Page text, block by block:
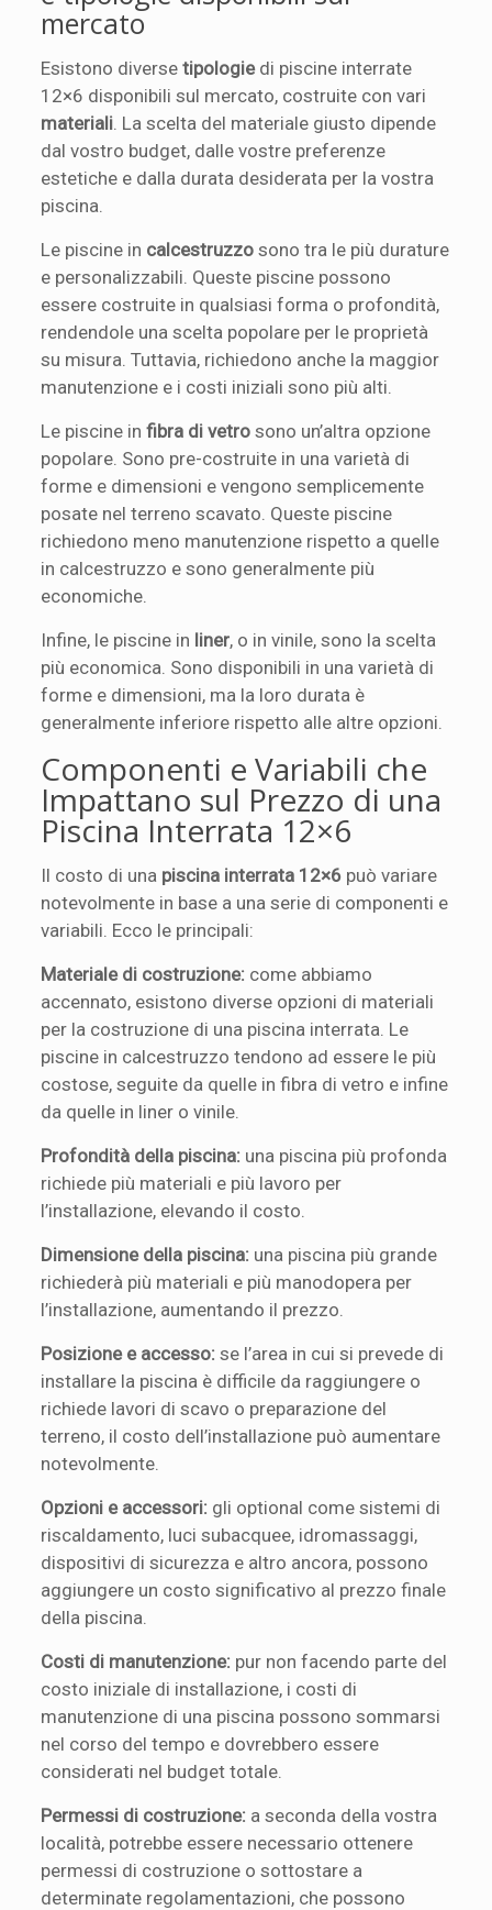
mercato
Esistono diversetipologiedi piscine interrate
12×6 disponibili sul mercato, costruite con vari
materiali . La scelta del materiale giusto dipende
dal vostro budget, dalle vostre preferenze
estetiche e dalla durata desiderata per la vostra
piscina.
Le piscine in calcestruzzo sono tra le più durature
e personalizzabili. Queste piscine possono
essere costruite in qualsiasi forma o profondità,
rendendole una scelta popolare per le proprietà
su misura. Tuttavia, richiedono anche la maggior
manutenzione e i costi iniziali sono più alti.
Le piscine infibra di vetro sono un’altra opzione
popolare. Sono pre-costruite in una varietà di
forme e dimensioni e vengono semplicemente
posate nel terreno scavato. Queste piscine
richiedono meno manutenzione rispetto a quelle
in calcestruzzo e sono generalmente più
economiche.
Infine, le piscine in liner, o in vinile, sono la scelta
più economica. Sono disponibili in una varietà di
forme e dimensioni, ma la loro durata è
generalmente inferiore rispetto alle altre opzioni.
Componenti e Variabili che
Impattano sul Prezzo di una
Piscina Interrata 12×6
Il costo di una piscina interrata 12×6 può variare
notevolmente in base a una serie di componenti e
variabili. Ecco le principali:
Materiale di costruzione: come abbiamo
accennato, esistono diverse opzioni di materiali
per la costruzione di una piscina interrata. Le
piscine in calcestruzzo tendono ad essere le più
costose, seguite da quelle in fibra di vetro e infine
da quelle in liner o vinile.
Profondità della piscina: una piscina più profonda
richiede più materiali e più lavoro per
l’installazione, elevando il costo.
Dimensione della piscina: una piscina più grande
richiederà più materiali e più manodopera per
l’installazione, aumentando il prezzo.
Posizione e accesso: se l’area in cui si prevede di
installare la piscina è difficile da raggiungere o
richiede lavori di scavo o preparazione del
terreno, il costo dell’installazione può aumentare
notevolmente.
Opzioni e accessori: gli optional come sistemi di
riscaldamento, luci subacquee, idromassaggi,
dispositivi di sicurezza e altro ancora, possono
aggiungere un costo significativo al prezzo finale
della piscina.
Costi di manutenzione: pur non facendo parte del
costo iniziale di installazione, i costi di
manutenzione di una piscina possono sommarsi
nel corso del tempo e dovrebbero essere
considerati nel budget totale.
Permessi di costruzione: a seconda della vostra
località, potrebbe essere necessario ottenere
permessi di costruzione o sottostare a
determinate regolamentazioni, che possono